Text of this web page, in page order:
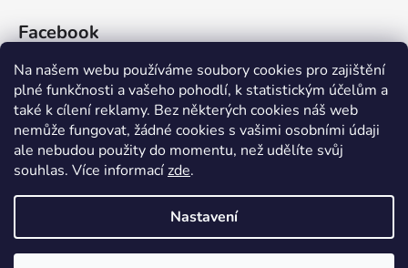
Na našem webu používáme soubory cookies pro zajištění
plné funkčnosti a vašeho pohodlí, k statistickým účelům a
také k cílení reklamy. Bez některých cookies náš web
nemůže fungovat, žádné cookies s vašimi osobními údaji
ale nebudou použity do momentu, než udělíte svůj
souhlas. Více informacízde.
Nastavení
Facebook
Partnerská prodejna Barefoot Plzeň
Vytvořil Shoptet